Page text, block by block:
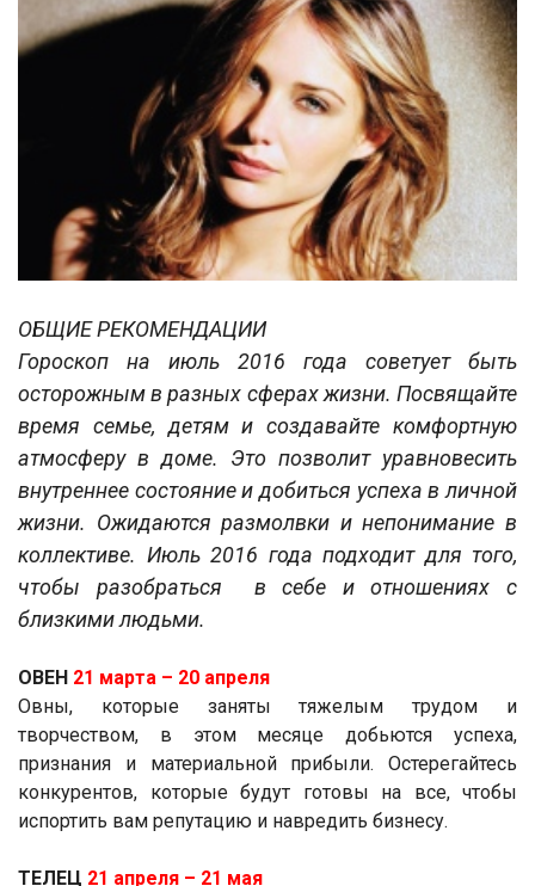
ОБЩИЕ РЕКОМЕНДАЦИИ
Гороскоп на июль 2016 года советует быть
осторожным в разных сферах жизни. Посвящайте
время семье, детям и создавайте комфортную
атмосферу в доме. Это позволит уравновесить
внутреннее состояние и добиться успеха в личной
жизни. Ожидаются размолвки и непонимание в
коллективе. Июль 2016 года подходит для того,
чтобы разобраться в себе и отношениях с
близкими людьми.
ОВЕН 21 марта ­– 20 апреля
Овны, которые заняты тяжелым трудом и
творчеством, в этом месяце добьются успеха,
признания и материальной прибыли. Остерегайтесь
конкурентов, которые будут готовы на все, чтобы
испортить вам репутацию и навредить бизнесу.
ТЕЛЕЦ 21 апреля ­– 21 мая